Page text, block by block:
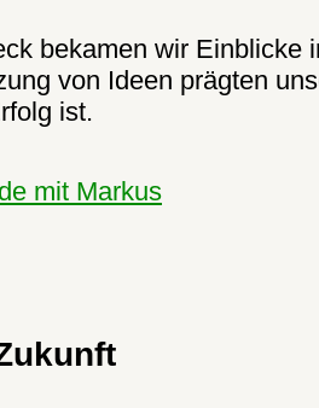
bekamen wir Einblicke
von Ideen prägten
ist.
mit Markus